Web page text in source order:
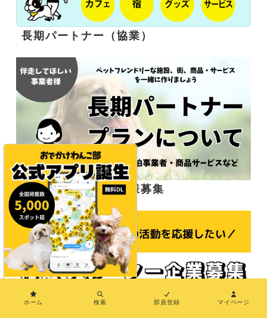
長期パートナー（協業）
応援サポーター企業様募集
ホーム 検索 部員登録 マイページ